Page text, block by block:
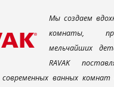
Мы создаем
комнаты,
мельчайших
RAVAK
ванных